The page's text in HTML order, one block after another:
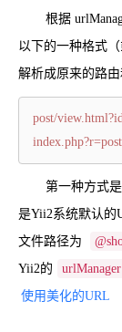
根据
以下的一种格式
解析成原来的路由
post/
第一种方式
是Yii2系统默认的
文件路径为
Yii2的
urlManager
使用美化的URL